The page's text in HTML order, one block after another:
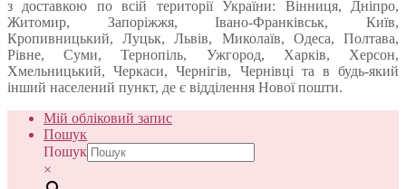
з доставкою по всій території України: Вінниця, Дніпро,
Житомир, Запоріжжя, Івано-Франківськ, Київ,
Кропивницький, Луцьк, Львів, Миколаїв, Одеса, Полтава,
Рівне, Суми, Тернопіль, Ужгород, Харків, Херсон,
Хмельницький, Черкаси, Чернігів, Чернівці та в будь-який
інший населений пункт, де є відділення Нової пошти.
Мій обліковий запис
Пошук
Пошук
×